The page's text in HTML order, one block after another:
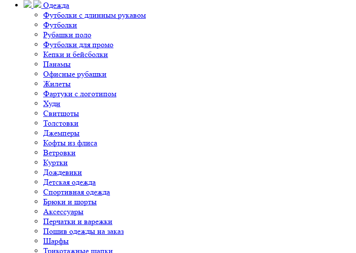
Одежда
Футболки с длинным рукавом
Футболки
Рубашки поло
Футболки для промо
Кепки и бейсболки
Панамы
Офисные рубашки
Жилеты
Фартуки с логотипом
Худи
Свитшоты
Толстовки
Джемперы
Кофты из флиса
Ветровки
Куртки
Дождевики
Детская одежда
Спортивная одежда
Брюки и шорты
Аксессуары
Перчатки и варежки
Пошив одежды на заказ
Шарфы
Трикотажные шапки